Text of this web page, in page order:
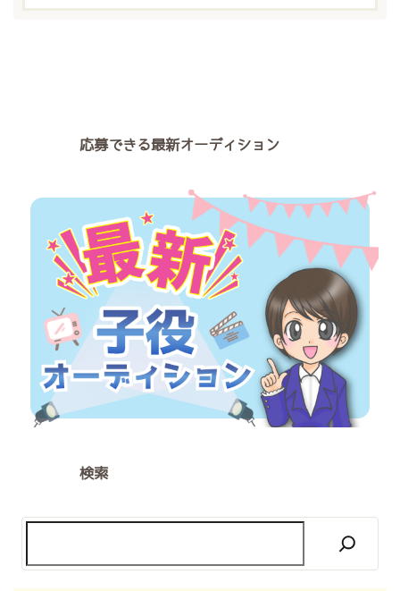
応募できる最新オーディション
検索